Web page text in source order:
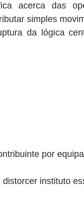
acerca das
simples
da lógica
por
instituto